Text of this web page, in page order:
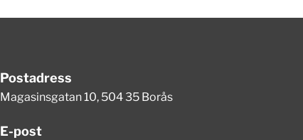
Postadress
Magasinsgatan 10, 504 35 Borås
E-post